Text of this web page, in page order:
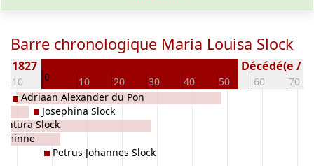
Barre chronologique Maria Louisa Slock
-10 0 10 20 30 40 50 60 70
1827 Décédé(e /
Slock
Adriaan Alexander du Pon
Josephina Slock
Petrus Johannes Slock